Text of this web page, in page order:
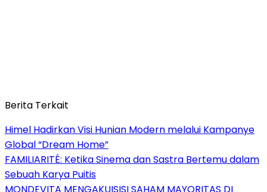
Berita Terkait
Himel Hadirkan Visi Hunian Modern melalui Kampanye
Global “Dream Home”
FAMILIARITÉ: Ketika Sinema dan Sastra Bertemu dalam
Sebuah Karya Puitis
MONDEVITA MENGAKUISISI SAHAM MAYORITAS DI